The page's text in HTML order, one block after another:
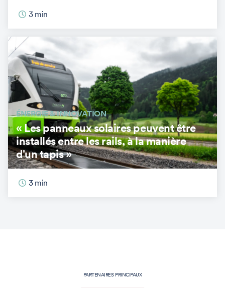
3min
ÉNERGIE & INNOVATION
« Les panneaux solaires peuvent être
installés entre les rails, à la manière
d'un tapis »
3min
PARTENAIRES PRINCIPAUX